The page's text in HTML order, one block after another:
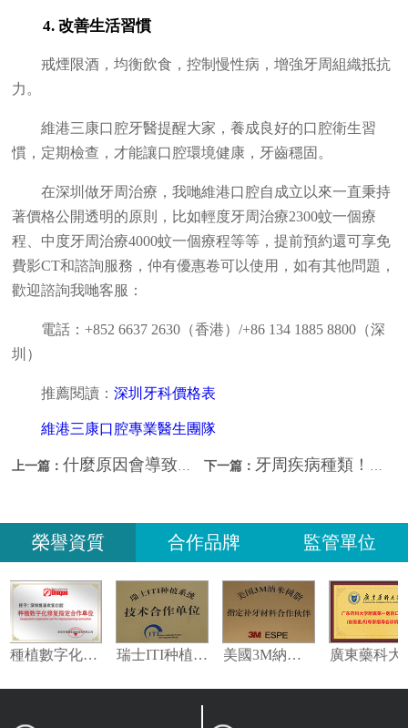
4. 改善生活習慣
戒煙限酒，均衡飲食，控制慢性病，增強牙周組織抵抗
力。
維港三康口腔牙醫提醒大家，養成良好的口腔衛生習
慣，定期檢查，才能讓口腔環境健康，牙齒穩固。
在深圳做牙周治療，我哋維港口腔自成立以來一直秉持
著價格公開透明的原則，比如輕度牙周治療2300蚊一個療
程、中度牙周治療4000蚊一個療程等等，提前預約還可享免
費影CT和諮詢服務，仲有優惠卷可以使用，如有其他問題，
歡迎諮詢我哋客服：
電話：+852 6637 2630（香港）/+86 134 1885 8800（深
圳）
推薦閱讀：深圳牙科價格表
維港三康口腔專業醫生團隊
上一篇：什麼原因會導致牙周炎？深圳看牙哪間好？ 下一篇： 牙周疾病種類！深圳牙周病治療費用？
榮譽資質 合作品牌 監管單位